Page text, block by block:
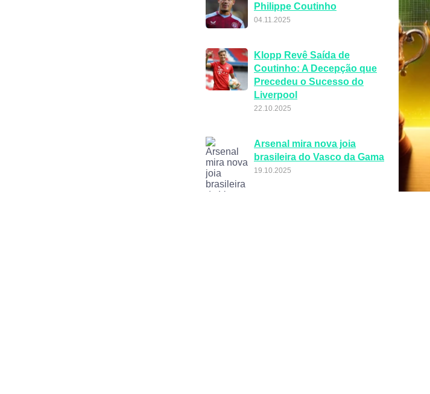
Philippe Coutinho
04.11.2025
Klopp Revê Saída de
Coutinho: A Decepção que
Precedeu o Sucesso do
Liverpool
22.10.2025
Arsenal mira nova joia
brasileira do Vasco da Gama
19.10.2025